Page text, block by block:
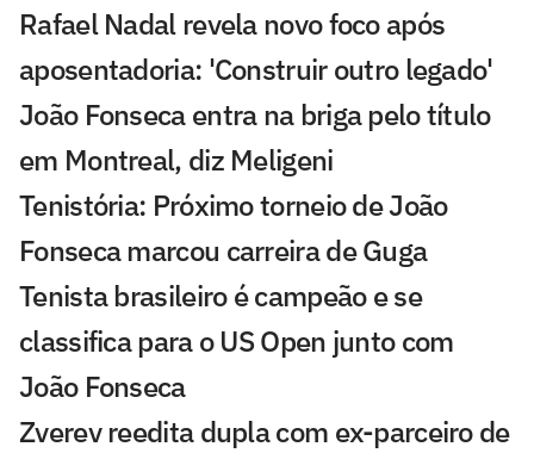
Rafael Nadal revela novo foco após
aposentadoria: 'Construir outro legado'
João Fonseca entra na briga pelo título
em Montreal, diz Meligeni
Tenistória: Próximo torneio de João
Fonseca marcou carreira de Guga
Tenista brasileiro é campeão e se
classifica para o US Open junto com
João Fonseca
Zverev reedita dupla com ex-parceiro de